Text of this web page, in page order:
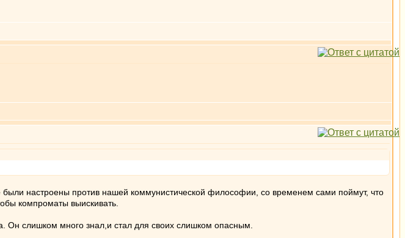
настроены против нашей коммунистической философии, со временем сами поймут, что
компроматы выискивать.
Он слишком много знал,и стал для своих слишком опасным.